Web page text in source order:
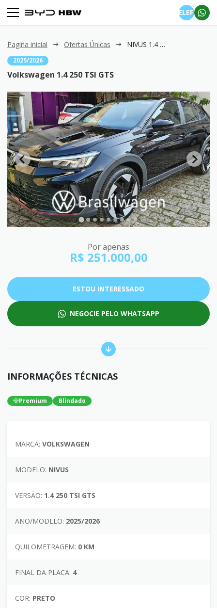
TELEFONE
Pagina inicial Ofertas Únicas NIVUS 1.4 250 TSI GTS
2025/2026
Volkswagen 1.4 250 TSI GTS
Por apenas
R$ 251.000,00
ESTOU INTERESSADO
NEGOCIE PELO WHATSAPP
INFORMAÇÕES TÉCNICAS
Premium Blindado
MARCA: VOLKSWAGEN
MODELO: NIVUS
VERSÃO: 1.4 250 TSI GTS
ANO/MODELO: 2025/2026
QUILOMETRAGEM: 0 KM
FINAL DA PLACA: 4
COR: PRETO